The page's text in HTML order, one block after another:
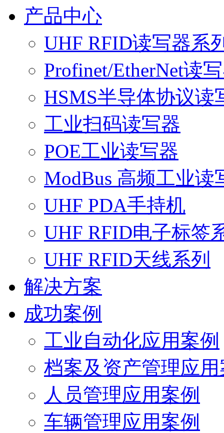
产品中心
UHF RFID读写器系
Profinet/EtherNet读
HSMS半导体协议读
工业扫码读写器
POE工业读写器
ModBus 高频工业读
UHF PDA手持机
UHF RFID电子标签
UHF RFID天线系列
解决方案
成功案例
工业自动化应用案例
档案及资产管理应
人员管理应用案例
车辆管理应用案例